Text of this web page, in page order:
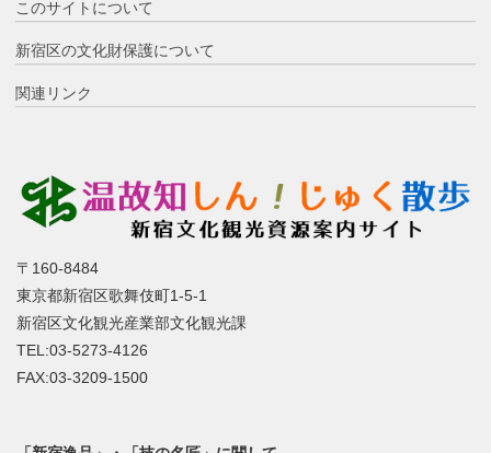
このサイトについて
新宿区の文化財保護について
関連リンク
〒160-8484
東京都新宿区歌舞伎町1-5-1
新宿区文化観光産業部文化観光課
TEL:03-5273-4126
FAX:03-3209-1500